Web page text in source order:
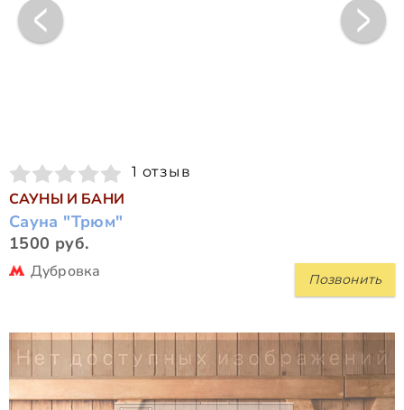
1 отзыв
САУНЫ И БАНИ
Сауна "Трюм"
1500 руб.
Позвонить
Дубровка